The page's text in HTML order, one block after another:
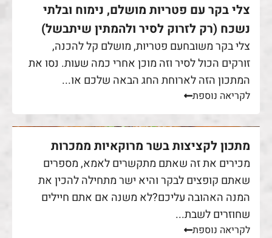
צלי בקר עם פטריות מושלם, נימוח ובלתי
נשכח (רק לזרוק לסיר ולהמתין שיתבשל)
צלי בקר משובחעם פטריות, מושלם קל להכנה,
זורקים הכול לסיר וזה מוכן אחרי כמה שעות. נסו את
המתכון הזה לארוחת החג הבאה שלכם או...
לקריאה נוספת
מתכון לקציצות בשר מרוקאיות ממכרות
מכירים את זה שאתם מתקשרים לאמא, מספרים
שאתם קופצים לבקר והיא ישר מתחילה להכין את
המנה האהובה עליכם?לא משנה אם אתם חיילים
שחוזרים לשבת...
לקריאה נוספת